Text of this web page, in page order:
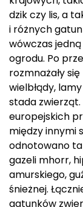
dzik czy lis, a
i różnych
wówczas
ogrodu. Po
rozmnażały
wielbłądy,
stada
europejskich
między innymi
odnotowano
gazeli mhorr,
amurskiego,
śnieżnej.
gatunków